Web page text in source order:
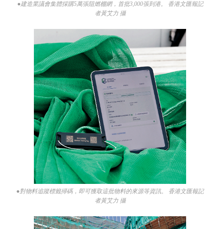
●建造業議會集體採購5萬張阻燃棚網，首批3,000張到港。 香港文匯報記
者黃艾力 攝
●對物料追蹤標籤掃碼，即可獲取這批物料的來源等資訊。 香港文匯報記
者黃艾力 攝